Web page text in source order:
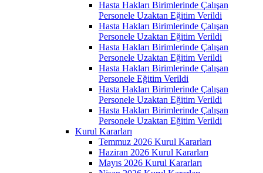
Hasta Hakları Birimlerinde Çalışan
Personele Uzaktan Eğitim Verildi
Hasta Hakları Birimlerinde Çalışan
Personele Uzaktan Eğitim Verildi
Hasta Hakları Birimlerinde Çalışan
Personele Uzaktan Eğitim Verildi
Hasta Hakları Birimlerinde Çalışan
Personele Eğitim Verildi
Hasta Hakları Birimlerinde Çalışan
Personele Uzaktan Eğitim Verildi
Hasta Hakları Birimlerinde Çalışan
Personele Uzaktan Eğitim Verildi
Kurul Kararları
Temmuz 2026 Kurul Kararları
Haziran 2026 Kurul Kararları
Mayıs 2026 Kurul Kararları